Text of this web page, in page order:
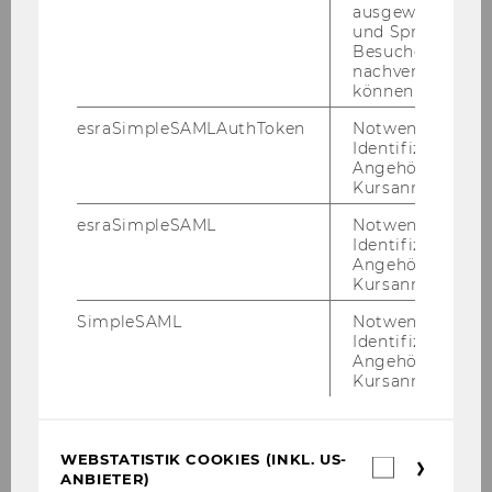
FAQs
ausgewählte
und
Besuchers
nachverfolgen
können.
esraSimpleSAMLAuthToken
Notwendig zur
Identifizierung
Angehörige/r für
Kursanmeldung.
esraSimpleSAML
Notwendig zur
Identifizierung
Angehörige/r für
Kursanmeldung.
SimpleSAML
Notwendig zur
Identifizierung
Angehörige/r für
Kursanmeldung.
WEBSTATISTIK COOKIES (INKL. US-
ANBIETER)